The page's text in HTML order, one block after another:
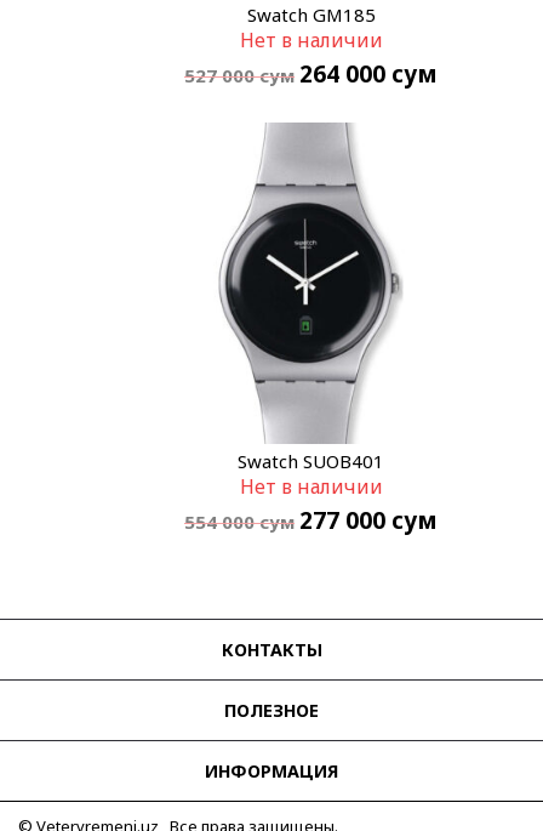
Swatch GM185
Нет в наличии
527 000сум 264 000 сум
Swatch SUOB401
Нет в наличии
554 000сум 277 000 сум
КОНТАКТЫ
ПОЛЕЗНОЕ
ИНФОРМАЦИЯ
© Vetervremeni.uz Все права защищены.